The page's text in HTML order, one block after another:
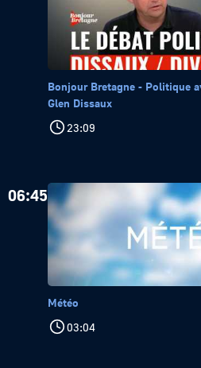
Bonjour Bretagne - Politique
Glen Dissaux
23:09
06:45
Météo
03:04